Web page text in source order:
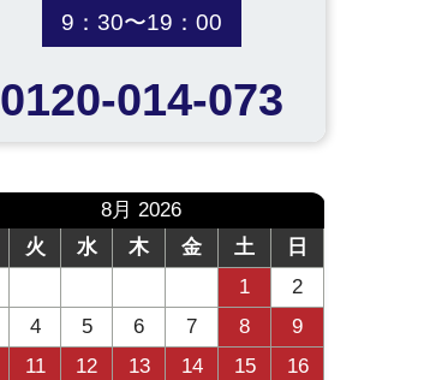
9：30〜19：00
0120-014-073
8月 2026
火 水 木 金 土
日
1
2
4 5 6 7 8
9
11 12 13 14 15
16